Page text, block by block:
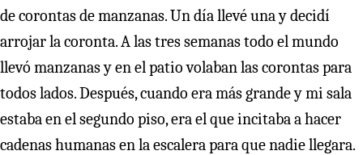
de corontas de manzanas. Un día llevé una y decidí
arrojar la coronta. A las tres semanas todo el mundo
llevó manzanas y en el patio volaban las corontas para
todos lados. Después, cuando era más grande y mi sala
estaba en el segundo piso, era el que incitaba a hacer
cadenas humanas en la escalera para que nadie llegara.